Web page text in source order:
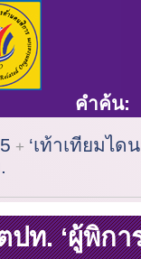
คำค้น:
‘เท้าเทียมได
ปท. ‘ผู้พิกา